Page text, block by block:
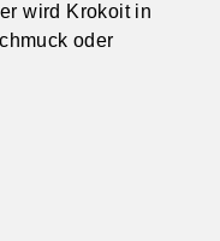
wird Krokoit in
oder